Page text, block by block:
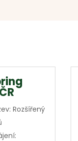
Rozšířený